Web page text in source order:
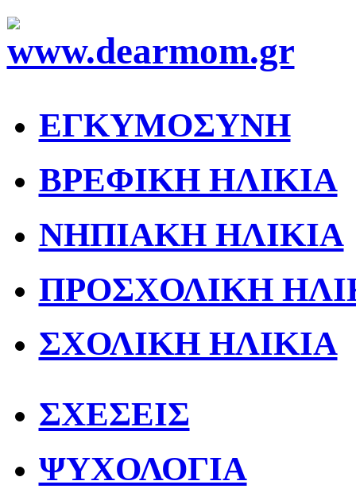
ΕΓΚΥΜΟΣΥΝΗ
ΒΡΕΦΙΚΗ ΗΛΙΚΙΑ
ΝΗΠΙΑΚΗ ΗΛΙΚΙΑ
ΠΡΟΣΧΟΛΙΚΗ
ΣΧΟΛΙΚΗ ΗΛΙΚΙΑ
ΣΧΕΣΕΙΣ
ΨΥΧΟΛΟΓΙΑ